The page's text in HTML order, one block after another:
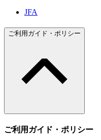
JFA
ご利用ガイド・ポリシー
ご利用ガイド・ポリシー